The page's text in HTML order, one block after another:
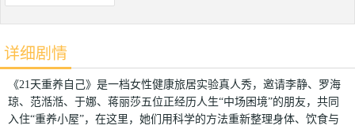
详细剧情
《21天重养自己》是一档女性健康旅居实验真人秀，邀请李静、罗海
琼、范湉湉、于娜、蒋丽莎五位正经历人生“中场困境”的朋友，共同
入住“重养小屋”，在这里，她们用科学的方法重新整理身体、饮食与